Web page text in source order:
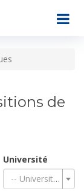
de
Université
-- Université --